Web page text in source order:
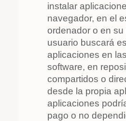
instalar
navegador, en el
ordenador o en su
usuario buscará
aplicaciones en
software, en
compartidos o
desde la propia
aplicaciones
pago o no